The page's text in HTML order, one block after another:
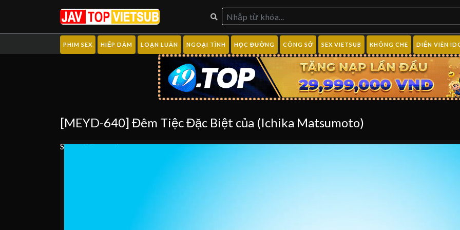
PHIM SEX HIẾP DÂM LOẠN LUÂN NGOẠI TÌNH HỌC ĐƯỜNG CÔNG SỞ SEX VIETSUB KHÔNG CHE DIỄN VIÊN
[MEYD-640] Đêm Tiệc Đặc Biệt của (Ichika Matsumoto)
Server 0Server 1